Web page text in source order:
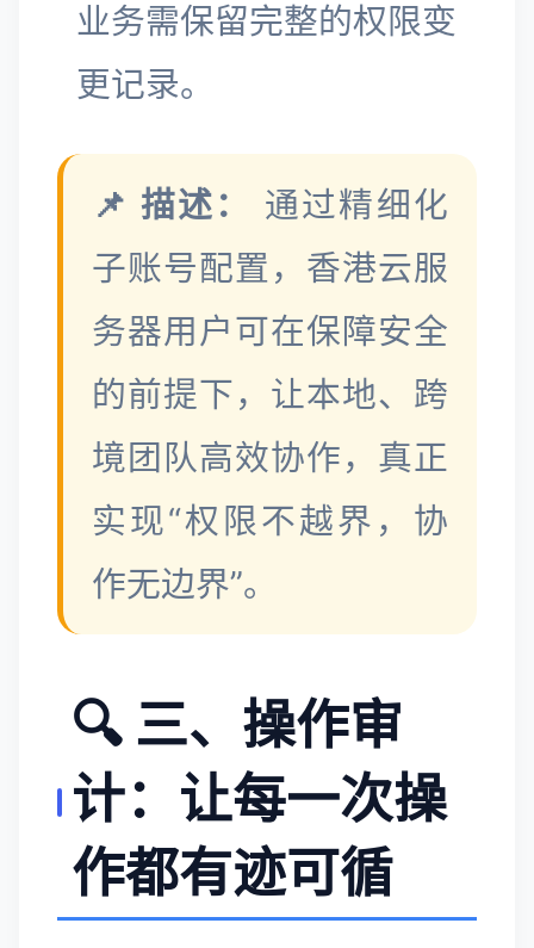
业务需保留完整的权限变
更记录。
📌 描述：
通过精细化
子账号配置，香港云服
务器用户可在保障安全
的前提下，让本地、跨
境团队高效协作，真正
实现“权限不越界，协
作无边界”。
🔍 三、操作审
计：让每一次操
作都有迹可循